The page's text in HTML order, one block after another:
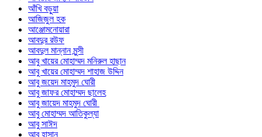
আঁখি বড়ুয়া
আজিজুল হক
আঞ্জোমনোয়ারা
আবদুর রউফ
আবদুল মান্নান মুন্সী
আবু খায়ের মোহাম্মদ মনিরুল হাছান
আবু খায়ের মোহাম্মদ শাহাজ উদ্দিন
আবু জয়েদ মাহমুদ ঘোরী
আবু জাফর মোহাম্মদ ছালেহ
আবু জায়েদ মাহমুদ ঘোরী
আবু মোহাম্মদ আতিকুল্যা
আবু সাঈদ
আবু হাসান